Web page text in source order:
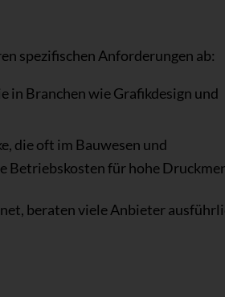
spezifischen Anforderungen ab:
Branchen wie Grafikdesign und
die oft im Bauwesen und
Betriebskosten für hohe
beraten viele Anbieter